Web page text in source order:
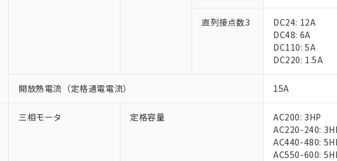
直列接点数3
DC24: 12A
DC48: 6A
DC110: 5A
DC220: 1.5A
開放熱電流（定格通電電流） 15A
三相モータ 定格容量
AC200: 3HP
AC220-240:
AC440-480:
AC550-600:
"個人情報の共同利用に関して"
の「1.共同利用者の
下記の非含有証明書をダウンロードすることができます。
※本証明書は発行日時点で非含有を証明するもので、過去に遡って非含有を証明するも
また、RoHS指令のフタル酸エステル類４物質の対応では、対応完了までの期間は出
混在することから備考欄に対応日を記載しておりました。
既に当社にて対応品への在庫切替を完了していることから、特段のことがない限り、
り割愛しております。